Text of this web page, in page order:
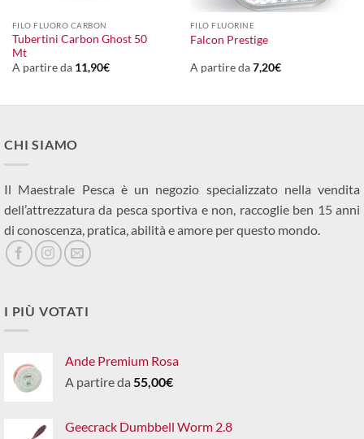
FILO FLUORO CARBON
Tubertini Carbon Ghost 50
Mt
A partire da 11,90€
FILO FLUORINE
Falcon Prestige
A partire da7,20€
CHI SIAMO
Il Maestrale Pesca è un negozio specializzato nella vendita
dell’attrezzatura da pesca sportiva e non, raccoglie ben 15 anni
di conoscenza, pratica, abilità e amore per questo mondo.
I PIÙ VOTATI
Ande Premium Rosa
A partire da 55,00€
Geecrack Dumbbell Worm 2.8